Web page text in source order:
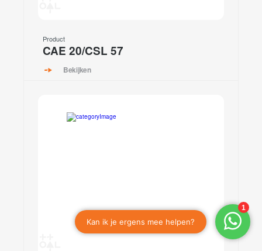
Product
CAE 20/CSL 57
Bekijken